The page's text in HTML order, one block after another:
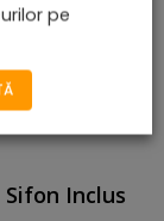
Sifon Inclus
pe